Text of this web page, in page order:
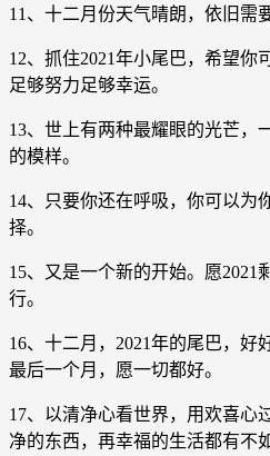
11、十二月份天气晴朗，依旧需
12、抓住2021年小尾巴，希望你
足够努力足够幸运。
13、世上有两种最耀眼的光芒，
的模样。
14、只要你还在呼吸，你可以为
择。
15、又是一个新的开始。愿2021
行。
16、十二月，2021年的尾巴，好
最后一个月，愿一切都好。
17、以清净心看世界，用欢喜心
净的东西，再幸福的生活都有不